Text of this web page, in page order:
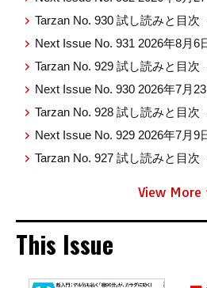
Tarzan No. 930 試し読みと目次
Next Issue No. 931 2026年8月6
Tarzan No. 929 試し読みと目次
Next Issue No. 930 2026年7月
Tarzan No. 928 試し読みと目次
Next Issue No. 929 2026年7月9
Tarzan No. 927 試し読みと目次
View More
This Issue